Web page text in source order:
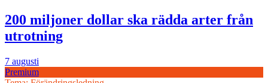
200 miljoner dollar ska rädda arter från
utrotning
7 augusti
Premium